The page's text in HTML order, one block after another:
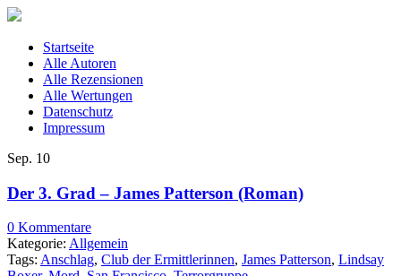
Startseite
Alle Autoren
Alle Rezensionen
Alle Wertungen
Datenschutz
Impressum
Sep. 10
Der 3. Grad – James Patterson (Roman)
0 Kommentare
Kategorie: Allgemein
Tags: Anschlag, Club der Ermittlerinnen, James Patterson, Lindsay